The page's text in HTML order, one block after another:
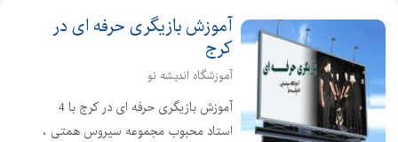
آموزش بازیگری حرفه ای در
کرج
آموزشگاه اندیشه نو
آموزش بازیگری حرفه ای در کرج با 4
استاد محبوب مجموعه سیروس همتی ،